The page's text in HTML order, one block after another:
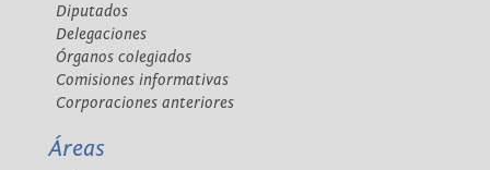
Diputados
Delegaciones
Órganos colegiados
Comisiones informativas
Corporaciones anteriores
Áreas